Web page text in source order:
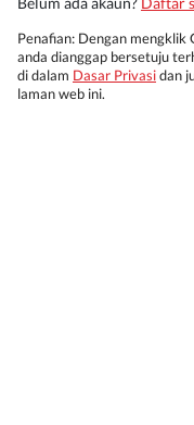
Penafian: Dengan mengklik
anda dianggap bersetuju
di dalam Dasar Privasidan
laman web ini.